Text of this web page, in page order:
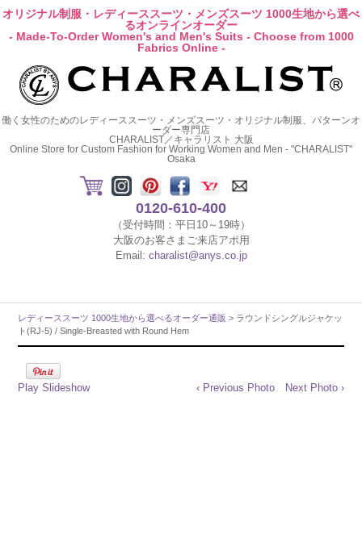
オリジナル制服・レディーススーツ・メンズスーツ 1000生地から選べ
るオンラインオーダー
- Made-To-Order Women's and Men's Suits - Choose from 1000
Fabrics Online -
働く女性のためのレディーススーツ・メンズスーツ・オリジナル制服、パターンオ
ーダー専門店
CHARALIST／キャラリスト 大阪
Online Store for Custom Fashion for Working Women and Men - "CHARALIST"
Osaka
0120-610-400
（受付時間：平日10～19時）
大阪のお客さまご来店アポ用
Email: charalist@anys.co.jp
レディーススーツ 1000生地から選べるオーダー通販 > ラウンドシングルジャケッ
ト(RJ-5) / Single-Breasted with Round Hem
Play Slideshow ‹ Previous Photo Next Photo ›